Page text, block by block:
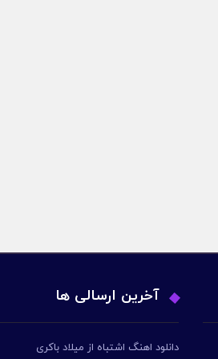
آخرین ارسالی ها
دانلود اهنگ اشتباه از میلاد باکری